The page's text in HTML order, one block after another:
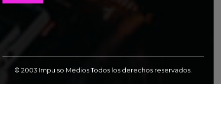
© 2003 Impulso Medios Todos los derechos reservados.